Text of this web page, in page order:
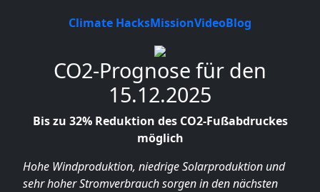
Climate HacksMissionVideoBlog
CO2-Prognose für den
15.12.2025
Bis zu 32% Reduktion des CO2-Fußabdruckes
möglich
Hohe Windproduktion, niedrige Solarproduktion und
sehr hoher Stromverbrauch sorgen in den nächsten